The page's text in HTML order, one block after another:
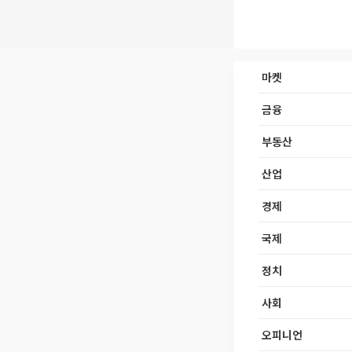
마켓
금융
부동산
산업
경제
국제
정치
사회
오피니언